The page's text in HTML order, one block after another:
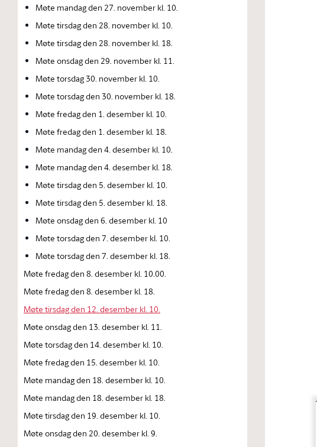
Møte mandag den 27. november kl. 10.
Møte tirsdag den 28. november kl. 10.
Møte tirsdag den 28. november kl. 18.
Møte onsdag den 29. november kl. 11.
Møte torsdag 30. november kl. 10.
Møte torsdag den 30. november kl. 18.
Møte fredag den 1. desember kl. 10.
Møte fredag den 1. desember kl. 18.
Møte mandag den 4. desember kl. 10.
Møte mandag den 4. desember kl. 18.
Møte tirsdag den 5. desember kl. 10.
Møte tirsdag den 5. desember kl. 18.
Møte onsdag den 6. desember kl. 10
Møte torsdag den 7. desember kl. 10.
Møte torsdag den 7. desember kl. 18.
Møte fredag den 8. desember kl. 10.00.
Møte fredag den 8. desember kl. 18.
Møte tirsdag den 12. desember kl. 10.
Møte onsdag den 13. desember kl. 11.
Møte torsdag den 14. desember kl. 10.
Møte fredag den 15. desember kl. 10.
Møte mandag den 18. desember kl. 10.
Møte mandag den 18. desember kl. 18.
Møte tirsdag den 19. desember kl. 10.
Møte onsdag den 20. desember kl. 9.